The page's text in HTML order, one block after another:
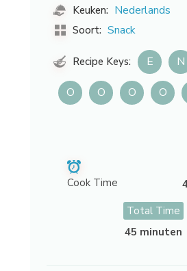
Keuken: Nederlands
Soort: Snack
Recipe Keys: E N
O O O O
Cook Time
Total Time
45 minuten